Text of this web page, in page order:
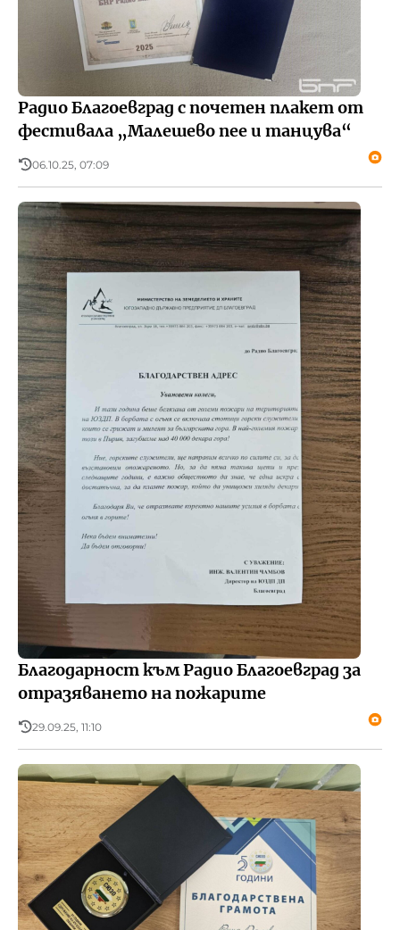
Радио Благоевград с почетен плакет от
фестивала „Малешево пее и танцува“
06.10.25, 07:09
Благодарност към Радио Благоевград за
отразяването на пожарите
29.09.25, 11:10